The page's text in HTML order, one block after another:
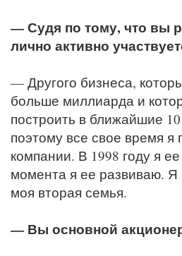
— Судя по тому, что вы
лично активно
— Другого бизнеса,
больше миллиарда и
построить в ближайшие
поэтому все свое время
компании. В 1998 году я
момента я ее развиваю. Я
моя вторая семья.
— Вы основной